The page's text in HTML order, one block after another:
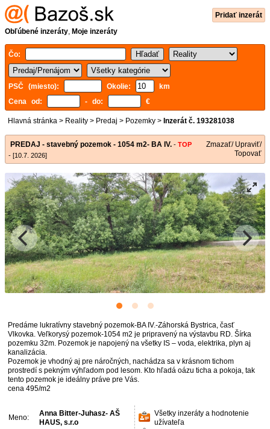
Pridať inzerát
Obľúbené inzeráty, Moje inzeráty
Čo:
PSČ (miesto): Okolie:
km
Cena od:
- do: €
Hlavná stránka > Reality > Predaj > Pozemky > Inzerát č. 193281038
PREDAJ - stavebný pozemok - 1054 m2- BA IV. - TOP
- [10.7. 2026]
Zmazať/ Upraviť/
Topovať
Predáme lukratívny stavebný pozemok-BA IV.-Záhorská Bystrica, časť
Vlkovka. Veľkorysý pozemok-1054 m2 je pripravený na výstavbu RD. Šírka
pozemku 32m. Pozemok je napojený na všetky IS – voda, elektrika, plyn aj
kanalizácia.
Pozemok je vhodný aj pre náročných, nachádza sa v krásnom tichom
prostredí s pekným výhľadom pod lesom. Kto hľadá oázu ticha a pokoja, tak
tento pozemok je ideálny práve pre Vás.
cena 495/m2
Meno:
Anna Bitter-Juhasz- AŠ
HAUS, s.r.o
Všetky inzeráty a hodnotenie
užívateľa